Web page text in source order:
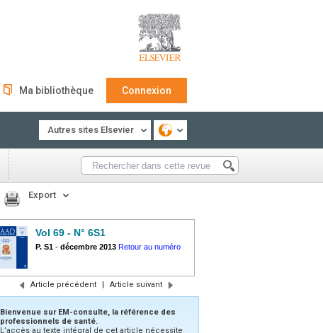
Ma bibliothèque Connexion
Autres sites Elsevier
Export
Vol 69 - N° 6S1
P. S1 - décembre 2013 Retour au numéro
Article précédent | Article suivant
Bienvenue sur EM-consulte, la référence des
professionnels de santé.
L’accès au texte intégral de cet article nécessite